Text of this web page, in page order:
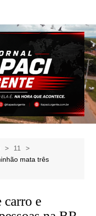
11
mata três
e